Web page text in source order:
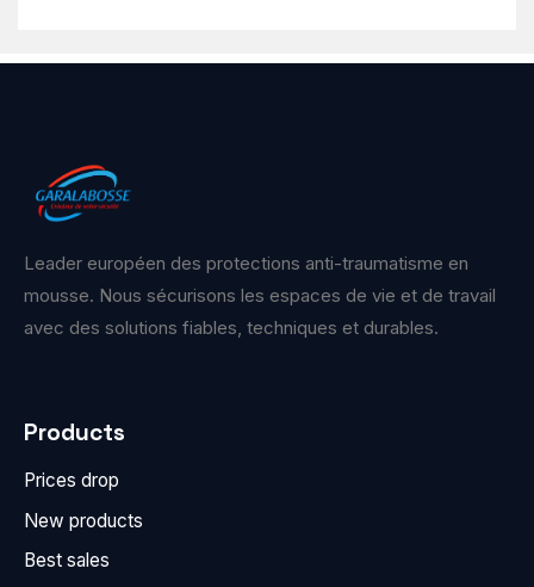
Leader européen des protections anti-traumatisme en
mousse. Nous sécurisons les espaces de vie et de travail
avec des solutions fiables, techniques et durables.
Products
Prices drop
New products
Best sales